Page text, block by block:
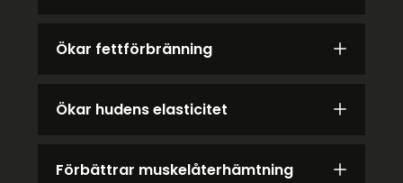
Ökar fettförbränning
Ökar hudens elasticitet
Förbättrar muskelåterhämtning